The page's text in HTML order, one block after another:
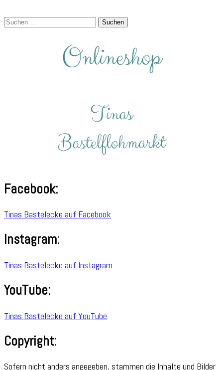
Suchen
Facebook:
Tinas Bastelecke auf Facebook
Instagram:
Tinas Bastelecke auf Instagram
YouTube:
Tinas Bastelecke auf YouTube
Copyright:
Sofern nicht anders angegeben, stammen die Inhalte und Bilder